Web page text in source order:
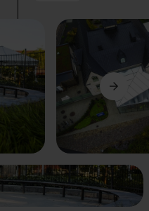
Ďalší